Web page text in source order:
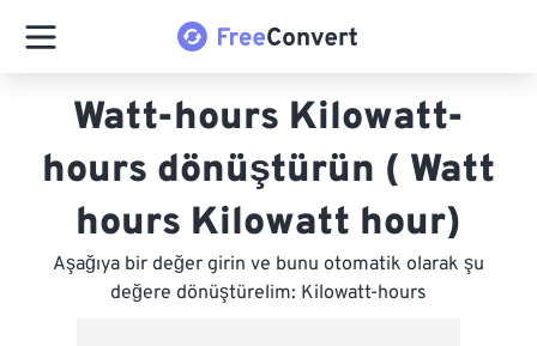
Watt-hours Kilowatt-
hours dönüştürün ( Watt
hours Kilowatt hour)
Aşağıya bir değer girin ve bunu otomatik olarak şu
değere dönüştürelim: Kilowatt-hours